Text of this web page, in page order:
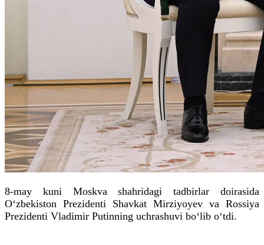
8-may kuni Moskva shahridagi tadbirlar doirasida
O‘zbekiston Prezidenti Shavkat Mirziyoyev va Rossiya
Prezidenti Vladimir Putinning uchrashuvi bo‘lib o‘tdi.